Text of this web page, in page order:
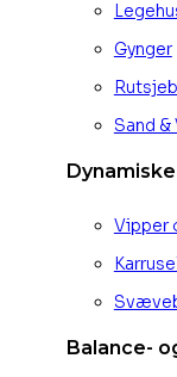
Gynger
Sand &
Vipper
Balance-